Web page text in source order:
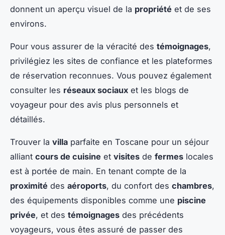
donnent un aperçu visuel de la propriété et de ses
environs.
Pour vous assurer de la véracité des témoignages,
privilégiez les sites de confiance et les plateformes
de réservation reconnues. Vous pouvez également
consulter les réseaux sociaux et les blogs de
voyageur pour des avis plus personnels et
détaillés.
Trouver la villa parfaite en Toscane pour un séjour
alliant cours de cuisine et visites de fermes locales
est à portée de main. En tenant compte de la
proximité des aéroports, du confort des chambres,
des équipements disponibles comme une piscine
privée, et des témoignages des précédents
voyageurs, vous êtes assuré de passer des